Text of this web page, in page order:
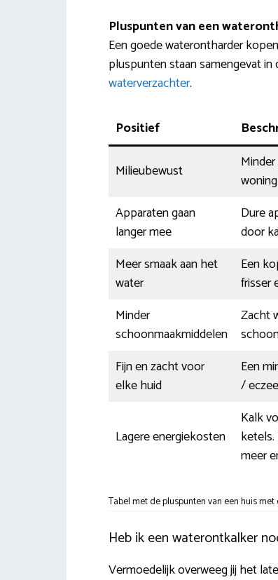
Pluspunten van een
Een goede waterontharder
pluspunten staan samengevat
waterverzachter.
Positief
Milieubewust
Apparaten gaan
langer mee
Dure
door
Meer smaak aan het
water
Een
frisser
Minder
schoonmaakmiddelen
Zacht
Fijn en zacht voor
elke huid
Een
/
Lagere energiekosten
Kalk
meer
Tabel met de pluspunten van een huis
Heb ik een waterontkalker
Vermoedelijk overweeg jij het